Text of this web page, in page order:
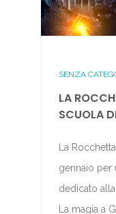
SENZA
LA
SCUOLA
La
gennaio per
dedicato
La magia a